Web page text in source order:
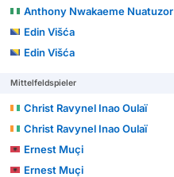
Anthony Nwakaeme Nuatuzor
Edin Višća
Edin Višća
Mittelfeldspieler
Christ Ravynel Inao Oulaï
Christ Ravynel Inao Oulaï
Ernest Muçi
Ernest Muçi